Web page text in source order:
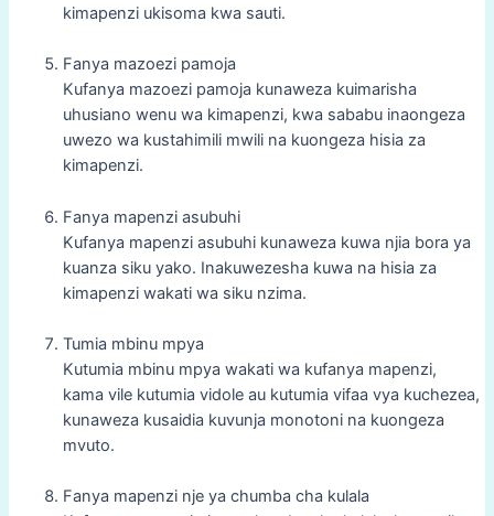
kimapenzi ukisoma kwa sauti.
Fanya mazoezi pamoja
Kufanya mazoezi pamoja kunaweza kuimarisha
uhusiano wenu wa kimapenzi, kwa sababu inaongeza
uwezo wa kustahimili mwili na kuongeza hisia za
kimapenzi.
Fanya mapenzi asubuhi
Kufanya mapenzi asubuhi kunaweza kuwa njia bora ya
kuanza siku yako. Inakuwezesha kuwa na hisia za
kimapenzi wakati wa siku nzima.
Tumia mbinu mpya
Kutumia mbinu mpya wakati wa kufanya mapenzi,
kama vile kutumia vidole au kutumia vifaa vya kuchezea,
kunaweza kusaidia kuvunja monotoni na kuongeza
mvuto.
Fanya mapenzi nje ya chumba cha kulala